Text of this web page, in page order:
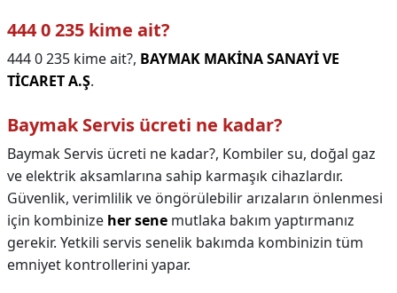
444 0 235 kime ait?
444 0 235 kime ait?, BAYMAK MAKİNA SANAYİ VE
TİCARET A.Ş.
Baymak Servis ücreti ne kadar?
Baymak Servis ücreti ne kadar?, Kombiler su, doğal gaz
ve elektrik aksamlarına sahip karmaşık cihazlardır.
Güvenlik, verimlilik ve öngörülebilir arızaların önlenmesi
için kombinize her sene mutlaka bakım yaptırmanız
gerekir. Yetkili servis senelik bakımda kombinizin tüm
emniyet kontrollerini yapar.